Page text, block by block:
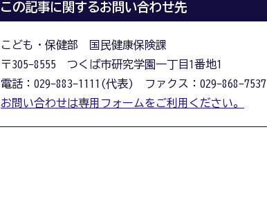
この記事に関するお問い合わせ先
こども・保健部 国民健康保険課
〒305-8555 つくば市研究学園一丁目1番地1
電話：029-883-1111(代表) ファクス：029-868-7537
お問い合わせは専用フォームをご利用ください。